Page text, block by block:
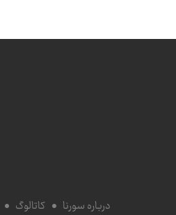
درباره سورنا کاتالوگ